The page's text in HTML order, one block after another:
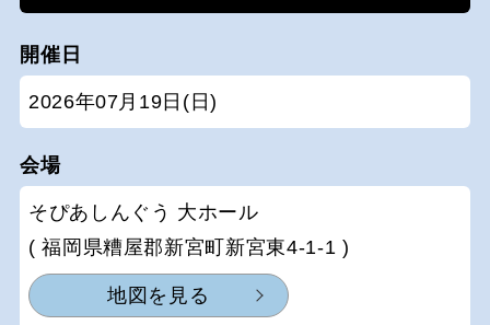
開催日
2026年07月19日(日)
会場
そぴあしんぐう 大ホール
( 福岡県糟屋郡新宮町新宮東4-1-1 )
地図を見る